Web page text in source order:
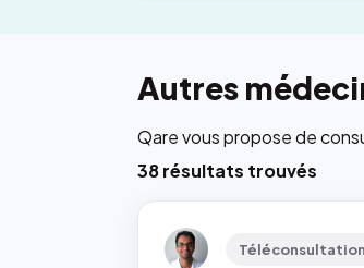
Autres
Qare vous propose de
38 résultats trouvés
Téléconsultation